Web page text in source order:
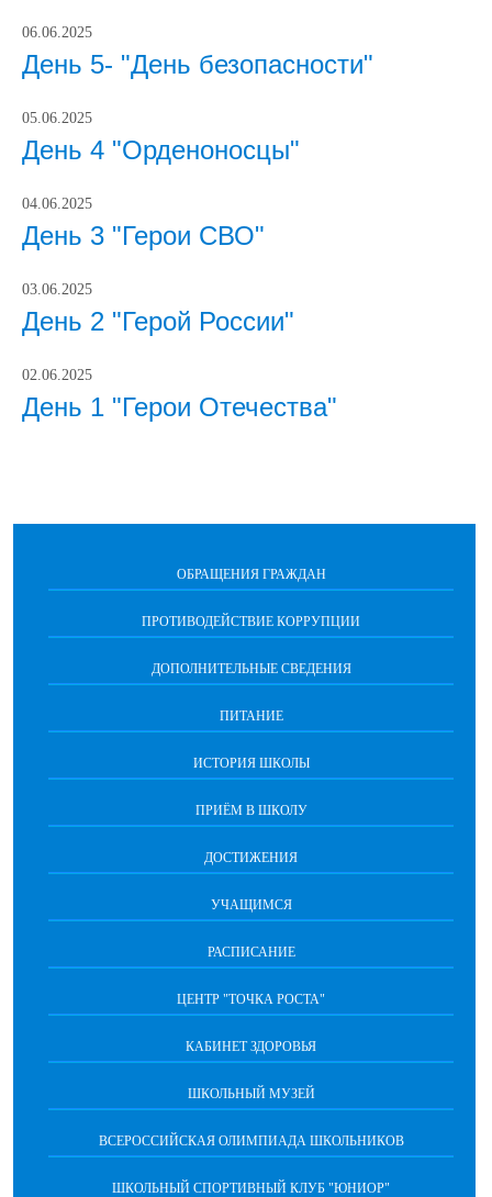
06.06.2025
День 5- "День безопасности"
05.06.2025
День 4 "Орденоносцы"
04.06.2025
День 3 "Герои СВО"
03.06.2025
День 2 "Герой России"
02.06.2025
День 1 "Герои Отечества"
ОБРАЩЕНИЯ ГРАЖДАН
ПРОТИВОДЕЙСТВИЕ КОРРУПЦИИ
ДОПОЛНИТЕЛЬНЫЕ СВЕДЕНИЯ
ПИТАНИЕ
ИСТОРИЯ ШКОЛЫ
ПРИЁМ В ШКОЛУ
ДОСТИЖЕНИЯ
УЧАЩИМСЯ
РАСПИСАНИЕ
ЦЕНТР "ТОЧКА РОСТА"
КАБИНЕТ ЗДОРОВЬЯ
ШКОЛЬНЫЙ МУЗЕЙ
ВСЕРОССИЙСКАЯ ОЛИМПИАДА ШКОЛЬНИКОВ
ШКОЛЬНЫЙ СПОРТИВНЫЙ КЛУБ "ЮНИОР"